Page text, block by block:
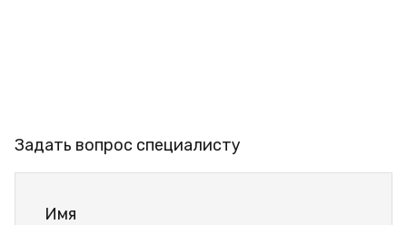
Задать вопрос специалисту
Имя